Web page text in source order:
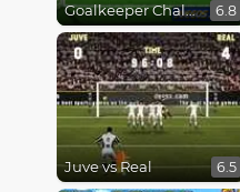
Goalkeeper Challenge 6.8
Juve vs Real 6.5